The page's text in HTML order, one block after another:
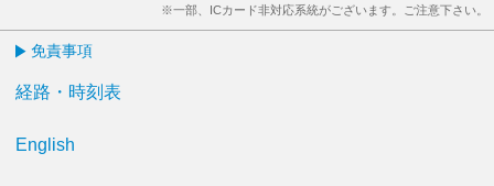
※一部、ICカード非対応系統がございます。ご注意下さい。
免責事項
経路・時刻表
English